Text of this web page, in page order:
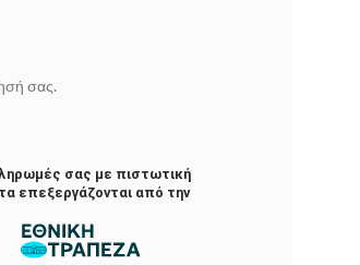
σας.
σας με πιστωτική
επεξεργάζονται από την